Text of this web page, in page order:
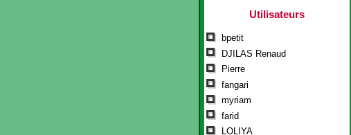
Utilisateurs
bpetit
DJILAS Renaud
Pierre
fangari
myriam
farid
LOLIYA